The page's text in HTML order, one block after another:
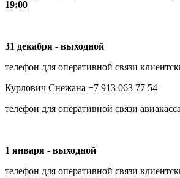
19:00
31 декабря - выходной
телефон для оперативной связи
Курлович Снежана +7 913 063 77 54
телефон для оперативной связи
1 января - выходной
телефон для оперативной связи